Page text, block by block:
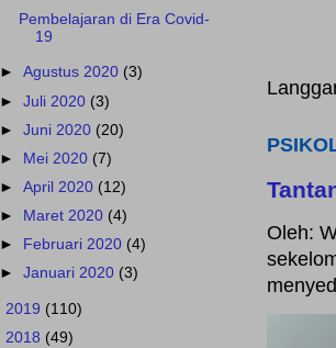
Oleh:
Pembelajaran di Era Covid-
19
►Agustus 2020 (3)
►Juli 2020 (3)
►Juni 2020 (20)
►
Mei 2020 (7)
►April 2020 (12)
►
Maret 2020 (4)
►
Februari 2020 (4)
►Januari 2020 (3)
2019 (110)
2018 (49)